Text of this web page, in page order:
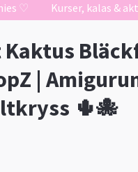
♡ Kurser, kalas &
Kaktus
|
🌵🐙